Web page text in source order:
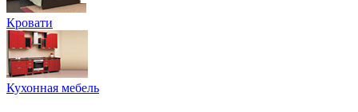
Кровати
Кухонная мебель